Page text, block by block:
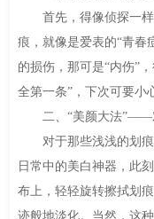
首先，得像侦探一样
痕，就像是爱表的“青春
的损伤，那可是“内伤”
全第一条”，下次可要小
二、“美颜大法”——
对于那些浅浅的划痕
日常中的美白神器，此
布上，轻轻旋转擦拭划
迹般地淡化。当然，这